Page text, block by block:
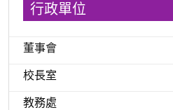
行政單位
董事會
校長室
教務處